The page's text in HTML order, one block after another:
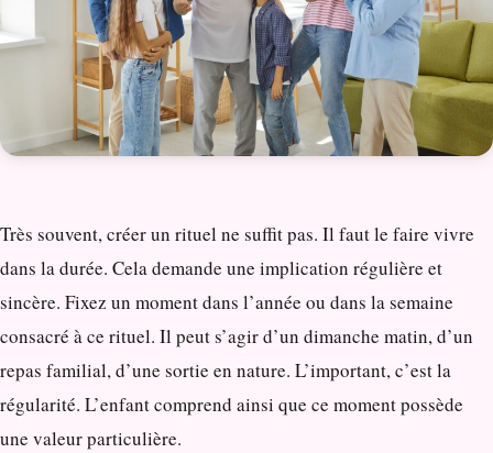
Très souvent, créer un rituel ne suffit pas. Il faut le faire vivre
dans la durée. Cela demande une implication régulière et
sincère. Fixez un moment dans l’année ou dans la semaine
consacré à ce rituel. Il peut s’agir d’un dimanche matin, d’un
repas familial, d’une sortie en nature. L’important, c’est la
régularité. L’enfant comprend ainsi que ce moment possède
une valeur particulière.